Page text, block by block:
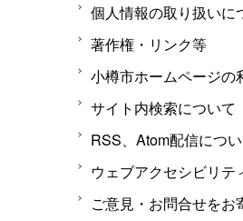
個人情報の取り扱いに
著作権・リンク等
小樽市ホームページの
サイト内検索について
RSS、Atom配信につ
ウェブアクセシビリテ
ご意見・お問合せをお